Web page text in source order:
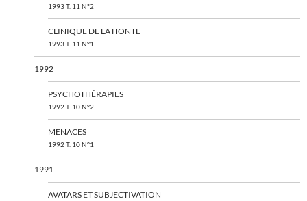
1993 T. 11 N°2
CLINIQUE DE LA HONTE
1993 T. 11 N°1
1992
PSYCHOTHÉRAPIES
1992 T. 10 N°2
MENACES
1992 T. 10 N°1
1991
AVATARS ET SUBJECTIVATION